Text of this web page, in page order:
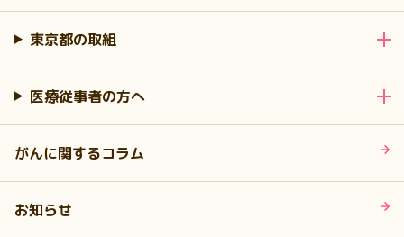
東京都の取組
医療従事者の方へ
がんに関するコラム
お知らせ